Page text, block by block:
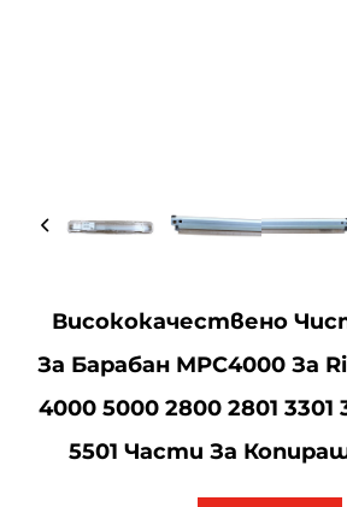
Висококачествено
За Барабан MPC4000 За
4000 5000 2800 2801 3301
5501 Части За